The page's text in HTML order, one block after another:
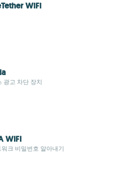
WiFi
광고 차단 장치
WIFI
크 비밀번호 알아내기